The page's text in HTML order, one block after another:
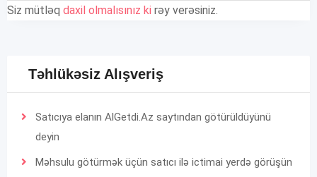
Siz mütləq daxil olmalısınız ki rəy verəsiniz.
Təhlükəsiz Alışveriş
Satıcıya elanın AlGetdi.Az saytından götürüldüyünü
deyin
Məhsulu götürmək üçün satıcı ilə ictimai yerdə görüşün